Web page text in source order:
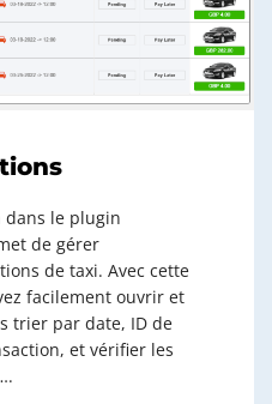
dans le plugin
de gérer
de taxi. Avec cette
facilement ouvrir et
trier par date, ID de
et vérifier les